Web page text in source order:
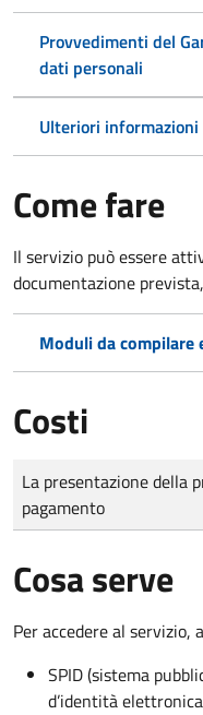
Provvedimenti del
dati personali
Ulteriori informazioni
Come fare
Il servizio può essere
documentazione
Moduli da compilare
Costi
Tipo di pagamento
Importo
La presentazione della
pagamento
Cosa serve
Per accedere al servizio,
SPID (sistema
d’identità